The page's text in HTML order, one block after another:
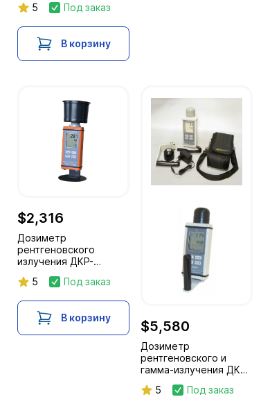
5 Под заказ
В корзину
$2,316
Дозиметр
рентгеновского
излучения ДКР-
5 Под заказ
В корзину
$5,580
Дозиметр
рентгеновского и
гамма-излучения ДКС-
5 Под заказ